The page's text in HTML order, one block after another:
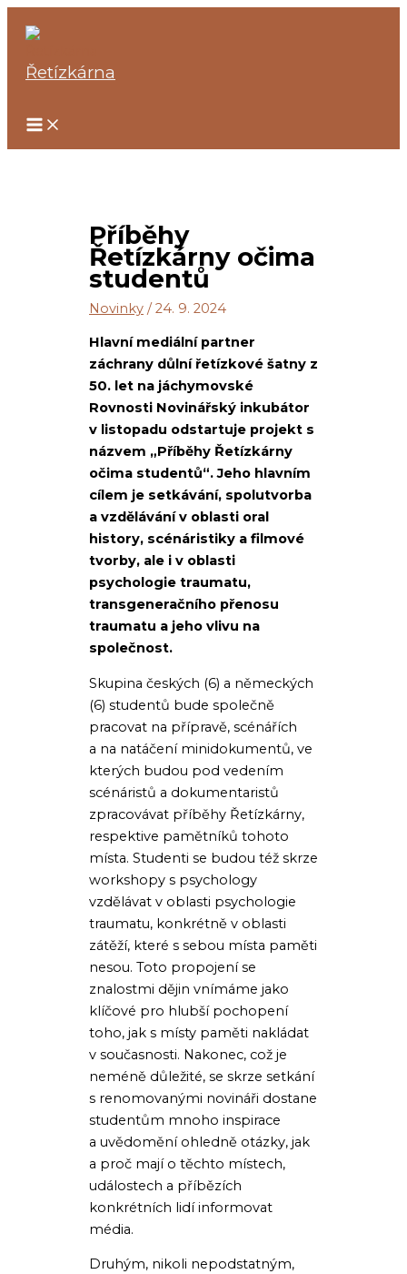
obsah
Řetízkárna
Příběhy
Řetízkárny očima
studentů
Novinky /24. 9. 2024
Hlavní mediální partner
záchrany důlní řetízkové šatny z
50. let na jáchymovské
Rovnosti Novinářský inkubátor
v listopadu odstartuje projekt s
názvem „Příběhy Řetízkárny
očima studentů“. Jeho hlavním
cílem je setkávání, spolutvorba
a vzdělávání v oblasti oral
history, scénáristiky a filmové
tvorby, ale i v oblasti
psychologie traumatu,
transgeneračního přenosu
traumatu a jeho vlivu na
společnost.
Skupina českých (6) a německých
(6) studentů bude společně
pracovat na přípravě, scénářích
a na natáčení minidokumentů, ve
kterých budou pod vedením
scénáristů a dokumentaristů
zpracovávat příběhy Řetízkárny,
respektive pamětníků tohoto
místa. Studenti se budou též skrze
workshopy s psychology
vzdělávat v oblasti psychologie
traumatu, konkrétně v oblasti
zátěží, které s sebou místa paměti
nesou. Toto propojení se
znalostmi dějin vnímáme jako
klíčové pro hlubší pochopení
toho, jak s místy paměti nakládat
v současnosti. Nakonec, což je
neméně důležité, se skrze setkání
s renomovanými novináři dostane
studentům mnoho inspirace
a uvědomění ohledně otázky, jak
a proč mají o těchto místech,
událostech a příbězích
konkrétních lidí informovat
média.
Druhým, nikoli nepodstatným,